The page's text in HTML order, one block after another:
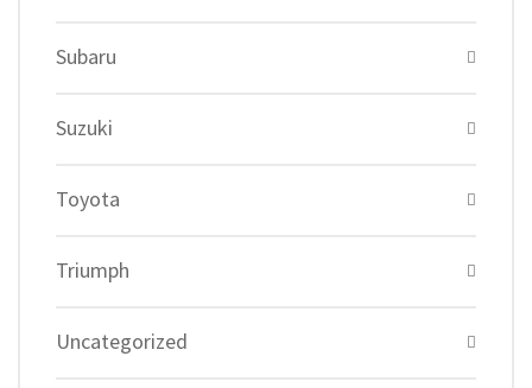
Subaru
Suzuki
Toyota
Triumph
Uncategorized